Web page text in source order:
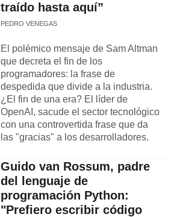
traído hasta aquí”
PEDRO VENEGAS
El polémico mensaje de Sam Altman
que decreta el fin de los
programadores: la frase de
despedida que divide a la industria.
¿El fin de una era? El líder de
OpenAI, sacude el sector tecnológico
con una controvertida frase que da
las "gracias" a los desarrolladores.
Guido van Rossum, padre
del lenguaje de
programación Python:
"Prefiero escribir código